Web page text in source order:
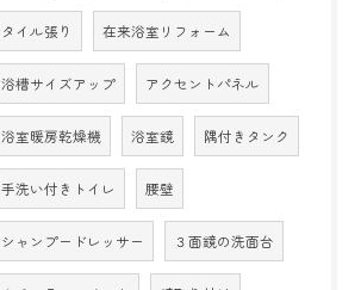
タイル張り 在来浴室リフォーム
浴槽サイズアップ アクセントパネル
浴室暖房乾燥機 浴室鏡 隅付きタンク
手洗い付きトイレ 腰壁
シャンプードレッサー ３面鏡の洗面台